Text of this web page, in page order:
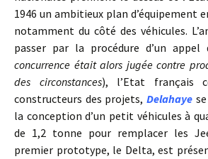
1946 un ambitieux plan d’équipement
notamment du côté des véhicules.
passer par la procédure d’un appel
concurrence était alors jugée contre
des circonstances), l’Etat français
constructeurs des projets,Delahaye
la conception d’un petit véhicules à
de 1,2 tonne pour remplacer les
premier prototype, le Delta, est